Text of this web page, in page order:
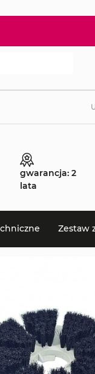
gwarancja: 2
lata
Zestaw